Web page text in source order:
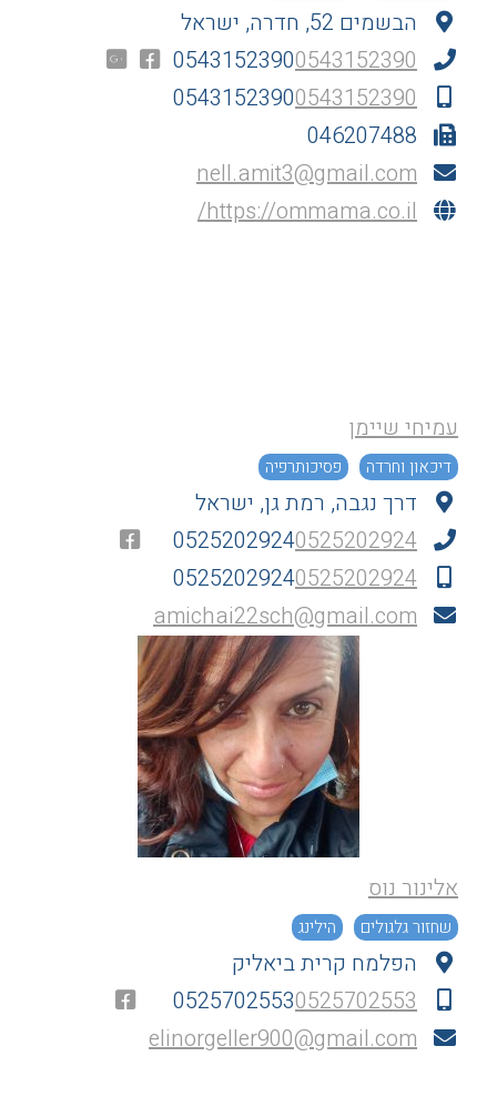
הבשמים 52, חדרה, ישראל
05431523900543152390
05431523900543152390
046207488
nell.amit3@gmail.com
https://ommama.co.il/
עמיחי שיימן
דיכאון וחרדה פסיכותרפיה
דרך נגבה, רמת גן, ישראל
05252029240525202924
05252029240525202924
amichai22sch@gmail.com
אלינור נוס
שחזור גלגולים הילינג
הפלמח קרית ביאליק
05257025530525702553
elinorgeller900@gmail.com